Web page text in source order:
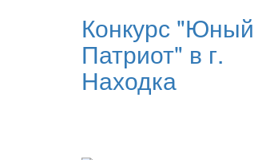
Конкурс "Юный
Патриот" в г.
Находка